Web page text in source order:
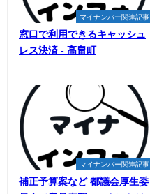
マイナンバー関連記事
窓口で利用できるキャッシュ
レス決済 - 高畠町
マイナンバー関連記事
補正予算案など 都議会厚生委